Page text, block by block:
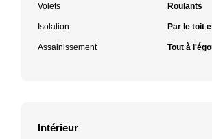
Volets Roulants
Isolation Par le toit
Assainissement Tout à
Intérieur